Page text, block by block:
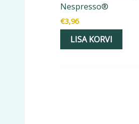
Nespresso®
€3,96
LISA KORVI